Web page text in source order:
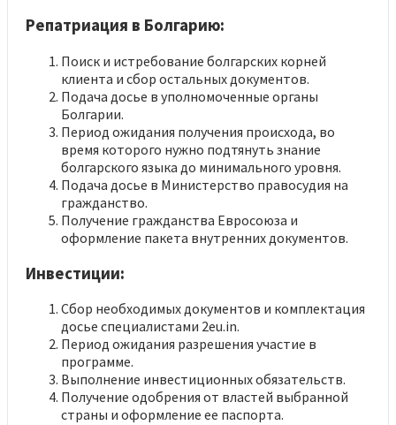
Репатриация в Болгарию:
Поиск и истребование болгарских корней
клиента и сбор остальных документов.
Подача досье в уполномоченные органы
Болгарии.
Период ожидания получения происхода, во
время которого нужно подтянуть знание
болгарского языка до минимального уровня.
Подача досье в Министерство правосудия на
гражданство.
Получение гражданства Евросоюза и
оформление пакета внутренних документов.
Инвестиции:
Сбор необходимых документов и комплектация
досье специалистами 2eu.in.
Период ожидания разрешения участие в
программе.
Выполнение инвестиционных обязательств.
Получение одобрения от властей выбранной
страны и оформление ее паспорта.